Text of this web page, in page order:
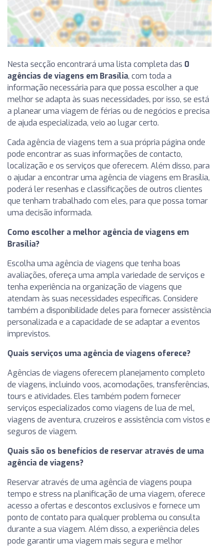
Nesta secção encontrará uma lista completa das 0
agências de viagens em Brasília, com toda a
informação necessária para que possa escolher a que
melhor se adapta às suas necessidades, por isso, se está
a planear uma viagem de férias ou de negócios e precisa
de ajuda especializada, veio ao lugar certo.
Cada agência de viagens tem a sua própria página onde
pode encontrar as suas informações de contacto,
localização e os serviços que oferecem. Além disso, para
o ajudar a encontrar uma agência de viagens em Brasília,
poderá ler resenhas e classificações de outros clientes
que tenham trabalhado com eles, para que possa tomar
uma decisão informada.
Como escolher a melhor agência de viagens em
Brasília?
Escolha uma agência de viagens que tenha boas
avaliações, ofereça uma ampla variedade de serviços e
tenha experiência na organização de viagens que
atendam às suas necessidades específicas. Considere
também a disponibilidade deles para fornecer assistência
personalizada e a capacidade de se adaptar a eventos
imprevistos.
Quais serviços uma agência de viagens oferece?
Agências de viagens oferecem planejamento completo
de viagens, incluindo voos, acomodações, transferências,
tours e atividades. Eles também podem fornecer
serviços especializados como viagens de lua de mel,
viagens de aventura, cruzeiros e assistência com vistos e
seguros de viagem.
Quais são os benefícios de reservar através de uma
agência de viagens?
Reservar através de uma agência de viagens poupa
tempo e stress na planificação de uma viagem, oferece
acesso a ofertas e descontos exclusivos e fornece um
ponto de contato para qualquer problema ou consulta
durante a sua viagem. Além disso, a experiência deles
pode garantir uma viagem mais segura e melhor